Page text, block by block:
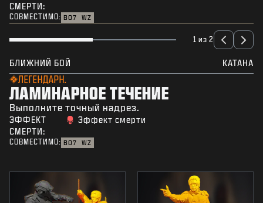
СМЕРТИ:
СОВМЕСТИМО: BO7 WZ
1 из 2
БЛИЖНИЙ БОЙ КАТАНА
ЛЕГЕНДАРН.
ЛАМИНАРНОЕ ТЕЧЕНИЕ
Выполните точный надрез.
ЭФФЕКТ
СМЕРТИ:
Эффект смерти
СОВМЕСТИМО: BO7 WZ